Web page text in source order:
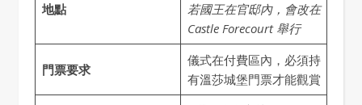
地點
若國王在官邸內，會改在
Castle Forecourt 舉行
門票要求
儀式在付費區內，必須持
有溫莎城堡門票才能觀賞